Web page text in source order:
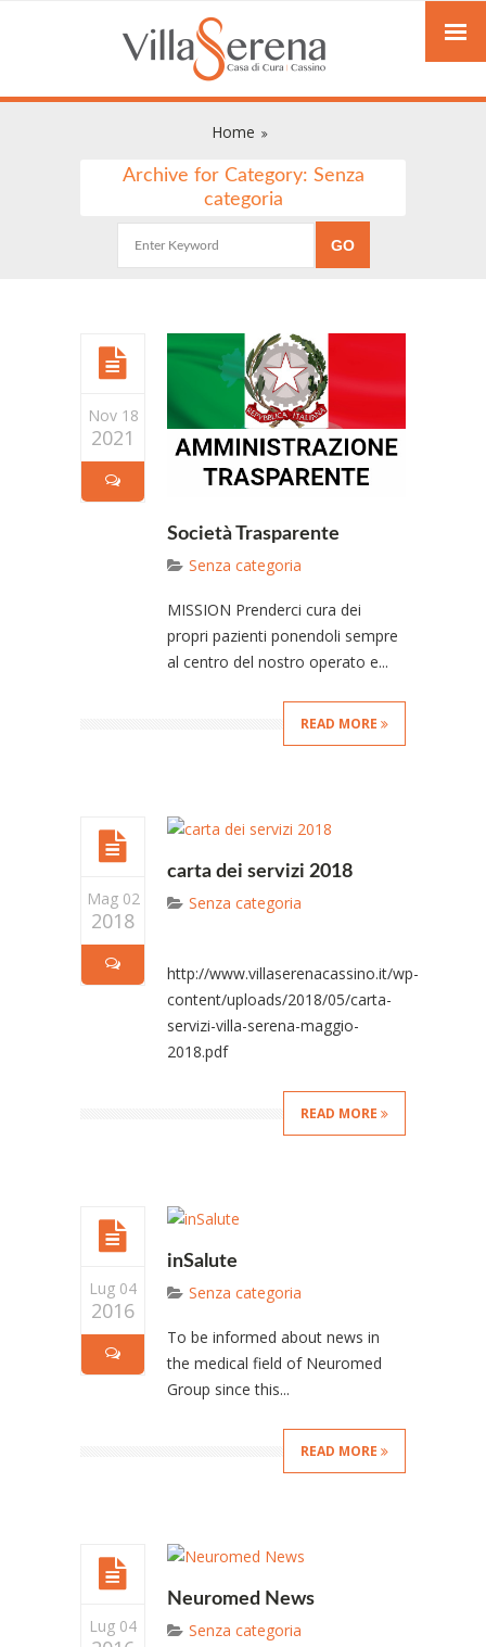
Home
Archive for Category: Senza
categoria
Nov 18
2021
Società Trasparente
Senza categoria
MISSION Prenderci cura dei
propri pazienti ponendoli sempre
al centro del nostro operato e...
READ MORE
Mag 02
2018
carta dei servizi 2018
Senza categoria
http://www.villaserenacassino.it/wp-
content/uploads/2018/05/carta-
servizi-villa-serena-maggio-
2018.pdf
READ MORE
Lug 04
2016
inSalute
Senza categoria
To be informed about news in
the medical field of Neuromed
Group since this...
READ MORE
Lug 04
Neuromed News
Senza categoria